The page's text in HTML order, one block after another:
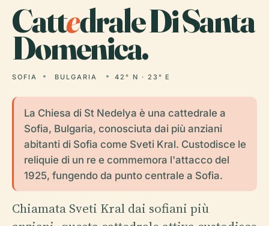
Cattedrale Di Santa
Domenica.
SOFIA BULGARIA 42° N · 23° E
La Chiesa di St Nedelya è una cattedrale a
Sofia, Bulgaria, conosciuta dai più anziani
abitanti di Sofia come Sveti Kral. Custodisce le
reliquie di un re e commemora l'attacco del
1925, fungendo da punto centrale a Sofia.
Chiamata Sveti Kral dai sofiani più